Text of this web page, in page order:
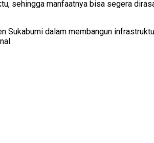
sehingga manfaatnya bisa segera
Sukabumi dalam membangun